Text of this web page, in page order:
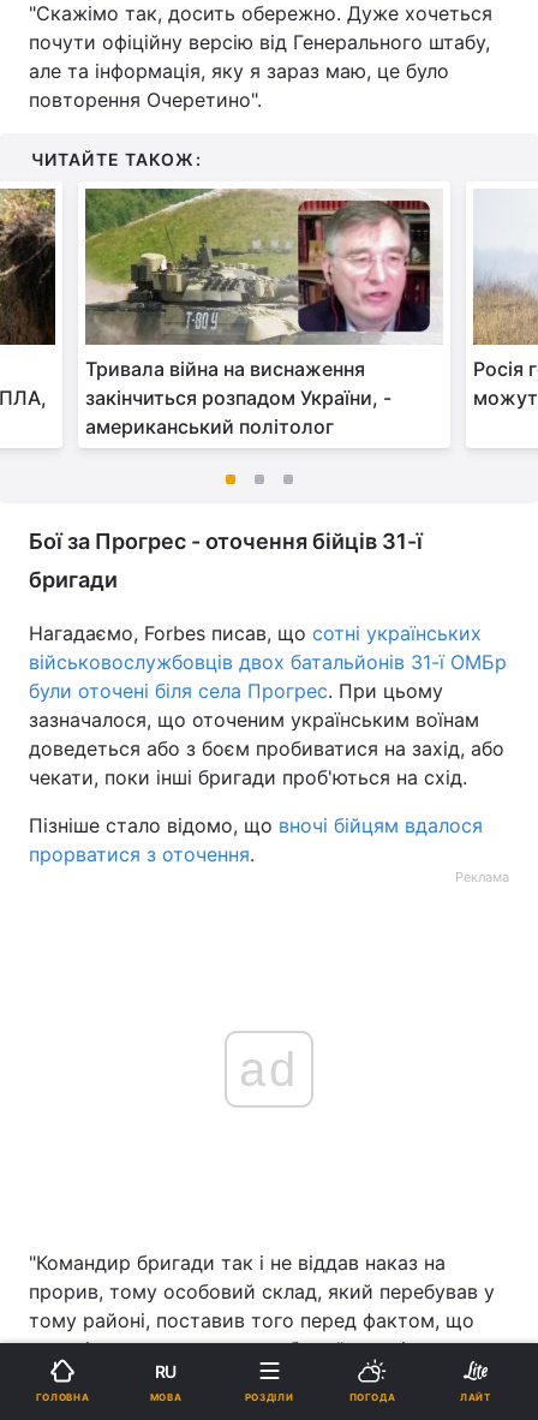
"Скажімо так, досить обережно. Дуже хочеться
почути офіційну версію від Генерального штабу,
але та інформація, яку я зараз маю, це було
повторення Очеретино".
ЧИТАЙТЕ ТАКОЖ:
Тривала війна на виснаження
закінчиться розпадом України, -
американський політолог
Росія
Бої за Прогрес - оточення бійців 31-ї
бригади
Нагадаємо, Forbes писав, що сотні українських
військовослужбовців двох батальйонів 31-ї ОМБр
були оточені біля села Прогрес. При цьому
зазначалося, що оточеним українським воїнам
доведеться або з боєм пробиватися на захід, або
чекати, поки інші бригади проб'ються на схід.
Пізніше стало відомо, що вночі бійцям вдалося
прорватися з оточення.
Реклама
ad
"Командир бригади так і не віддав наказ на
прорив, тому особовий склад, який перебував у
тому районі, поставив того перед фактом, що
хлопці прориватимуться з боєм", - повідомили в
DeepState.
ГОЛОВНА
RU
МОВА РОЗДІЛИ ПОГОДА ЛАЙТ